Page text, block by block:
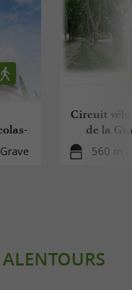
Circuit
de la
560 m -